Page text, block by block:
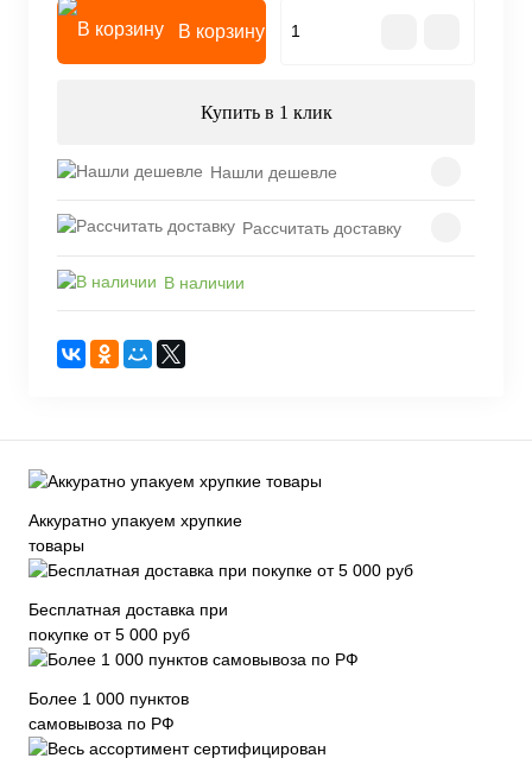
В корзину
Купить в 1 клик
Нашли дешевле
Рассчитать доставку
В наличии
Аккуратно упакуем хрупкие
товары
Бесплатная доставка при
покупке от 5 000 руб
Более 1 000 пунктов
самовывоза по РФ